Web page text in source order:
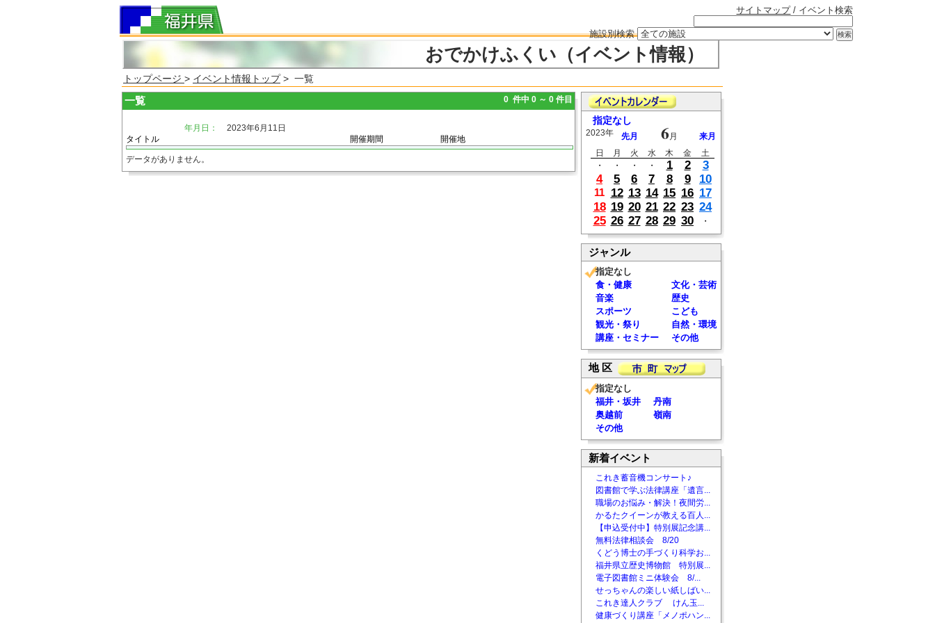
サイトマップ/ イベント検索
施設別検索
おでかけふくい（イベント情報）
トップページ > イベント情報トップ> 一覧
一覧 0 件中 0 ～ 0 件目
年月日：
2023年6月11日
タイトル
開催期間 開催地
データがありません。
指定なし
2023年 先月 6月
来月
日
月 火 水 木 金
土
・
・ ・ ・ 1 2
3
4
5 6 7 8 9 10
11 12 13 14 15 16 17
18 19 20 21 22 23 24
25 26 27 28 29 30 ・
ジャンル
指定なし
食・健康
文化・芸術
音楽
歴史
スポーツ
こども
観光・祭り
自然・環境
講座・セミナー
その他
地 区
指定なし
福井・坂井
丹南
奥越前
嶺南
その他
新着イベント
これき蓄音機コンサート♪
図書館で学ぶ法律講座「遺言...
職場のお悩み・解決！夜間労...
かるたクイーンが教える百人...
【申込受付中】特別展記念講...
無料法律相談会 8/20
くどう博士の手づくり科学お...
福井県立歴史博物館 特別展...
電子図書館ミニ体験会 8/...
せっちゃんの楽しい紙しばい...
これき達人クラブ けん玉...
健康づくり講座「メノポハン...